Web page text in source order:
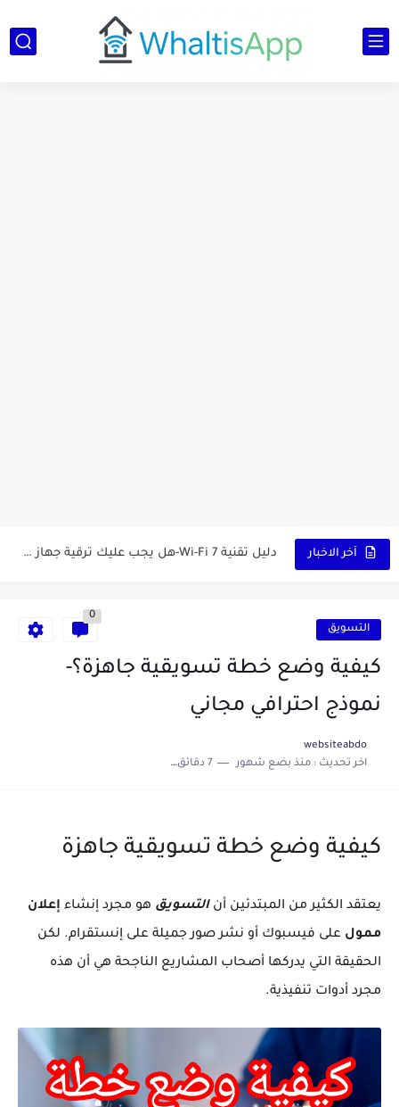
آخر الاخبار دليل تقنية Wi-Fi 7-هل يجب عليك ترقية جهاز الراوتر الآن؟
ما هو الـ VPN؟-وكيف يحمي خصوصيتك على الإنترنت؟ التسويق
0
كيفية وضع خطة تسويقية جاهزة؟-
نموذج احترافي مجاني
websiteabdo
اخر تحديث :منذ بضع شهور 7 دقائق للقراءة
كيفية وضع خطة تسويقية جاهزة
يعتقد الكثير من المبتدئين أنالتسويق هو مجرد إنشاء إعلان
ممول على فيسبوك أو نشر صور جميلة على إنستقرام. لكن
الحقيقة التي يدركها أصحاب المشاريع الناجحة هي أن هذه
مجرد أدوات تنفيذية.